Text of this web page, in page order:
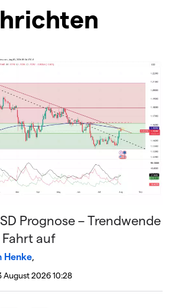
Prognose – Trendwende
auf
Henke
August 2026 10:28